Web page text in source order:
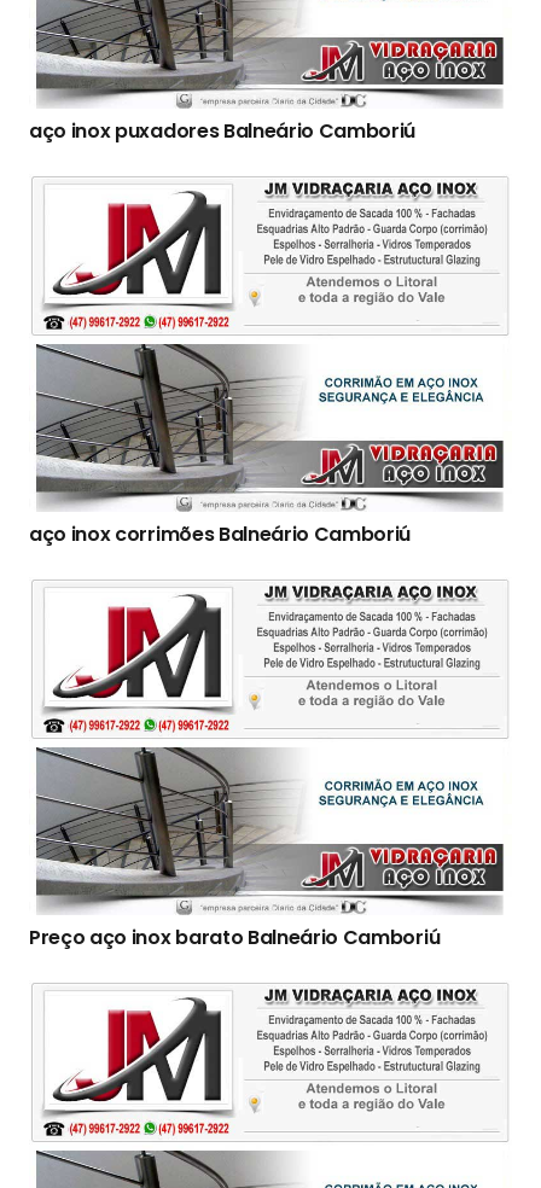
aço inox puxadores Balneário Camboriú
aço inox corrimões Balneário Camboriú
Preço aço inox barato Balneário Camboriú